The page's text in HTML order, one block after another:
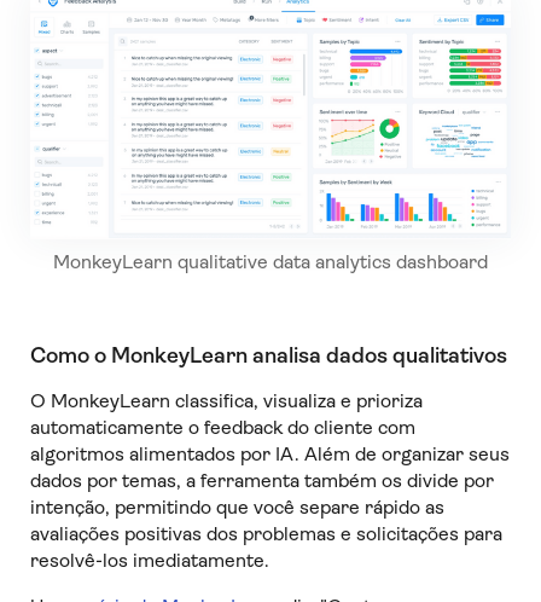
MonkeyLearn qualitative data analytics dashboard
Como o MonkeyLearn analisa dados qualitativos
O MonkeyLearn classifica, visualiza e prioriza
automaticamente o feedback do cliente com
algoritmos alimentados por IA. Além de organizar seus
dados por temas, a ferramenta também os divide por
intenção, permitindo que você separe rápido as
avaliações positivas dos problemas e solicitações para
resolvê-los imediatamente.